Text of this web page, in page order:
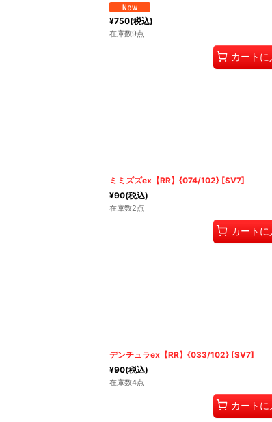
¥750(税込)
在庫数9点
カートに
ミミズズex【RR】{074/102} [SV7]
¥90(税込)
在庫数2点
カートに
デンチュラex【RR】{033/102} [SV7]
¥90(税込)
在庫数4点
カートに